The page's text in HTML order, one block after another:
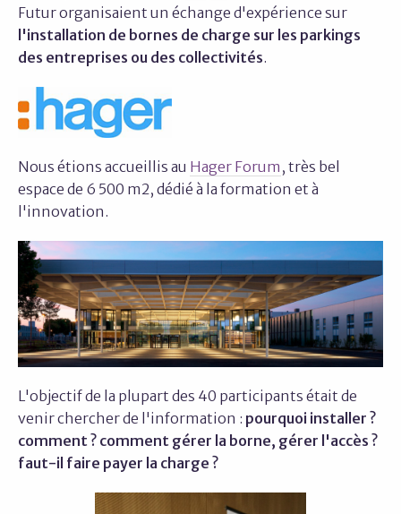
Futur organisaient un échange d'expérience sur
l'installation de bornes de charge sur les parkings
des entreprises ou des collectivités.
Nous étions accueillis au Hager Forum , très bel
espace de 6 500 m2, dédié à la formation et à
l'innovation.
L'objectif de la plupart des 40 participants était de
venir chercher de l'information : pourquoi installer ?
comment ? comment gérer la borne, gérer l'accès ?
faut-il faire payer la charge ?